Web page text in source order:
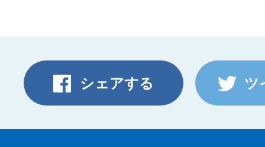
シェアする ツ